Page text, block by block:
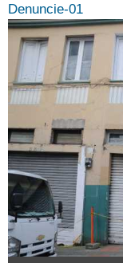
Denuncie-01